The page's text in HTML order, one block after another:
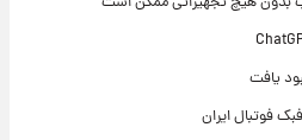
یافت
فوتبال ایران